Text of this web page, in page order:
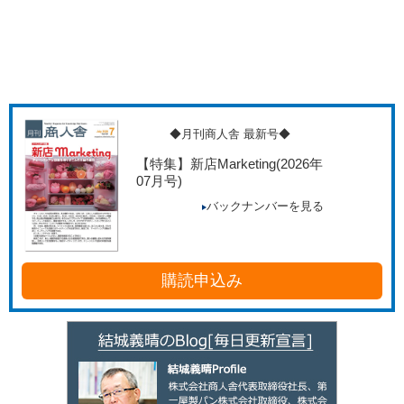
◆月刊商人舎 最新号◆
【特集】新店Marketing(2026年
07月号)
バックナンバーを見る
購読申込み